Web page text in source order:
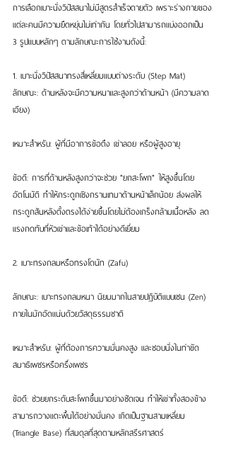
การเลือกเบาะนั่งวิปัสสนาไม่มีสูตรสำเร็จตายตัว เพราะร่างกายของ
แต่ละคนมีความยืดหยุ่นไม่เท่ากัน โดยทั่วไปสามารถแบ่งออกเป็น
3 รูปแบบหลักๆ ตามลักษณะการใช้งานดังนี้:
1. เบาะนั่งวิปัสสนาทรงสี่เหลี่ยมแบบต่างระดับ (Step Mat)
ลักษณะ: ด้านหลังจะมีความหนาและสูงกว่าด้านหน้า (มีความลาด
เอียง)
เหมาะสำหรับ: ผู้ที่มีอาการข้อตึง เข่าลอย หรือผู้สูงอายุ
ข้อดี: การที่ด้านหลังสูงกว่าจะช่วย "ยกสะโพก" ให้สูงขึ้นโดย
อัตโนมัติ ทำให้กระดูกเชิงกรานเทมาด้านหน้าเล็กน้อย ส่งผลให้
กระดูกสันหลังตั้งตรงได้ง่ายขึ้นโดยไม่ต้องเกร็งกล้ามเนื้อหลัง ลด
แรงกดทับที่หัวเข่าและข้อเท้าได้อย่างดีเยี่ยม
2. เบาะทรงกลมหรือทรงโดนัท (Zafu)
ลักษณะ: เบาะทรงกลมหนา นิยมมากในสายปฏิบัติแบบเซน (Zen)
ภายในมักอัดแน่นด้วยวัสดุธรรมชาติ
เหมาะสำหรับ: ผู้ที่ต้องการความมั่นคงสูง และชอบนั่งในท่าขัด
สมาธิเพชรหรือครึ่งเพชร
ข้อดี: ช่วยยกระดับสะโพกขึ้นมาอย่างชัดเจน ทำให้เข่าทั้งสองข้าง
สามารถวางแตะพื้นได้อย่างมั่นคง เกิดเป็นฐานสามเหลี่ยม
(Triangle Base) ที่สมดุลที่สุดตามหลักสรีรศาสตร์